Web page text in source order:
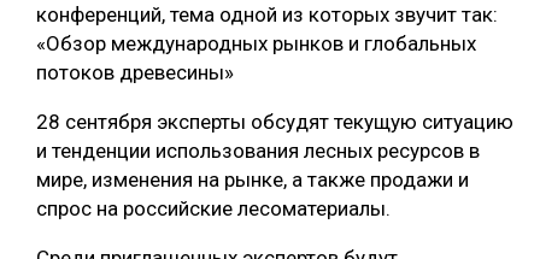
конференций, тема одной из которых звучит так:
«Обзор международных рынков и глобальных
потоков древесины»
28 сентября эксперты обсудят текущую ситуацию
и тенденции использования лесных ресурсов в
мире, изменения на рынке, а также продажи и
спрос на российские лесоматериалы.